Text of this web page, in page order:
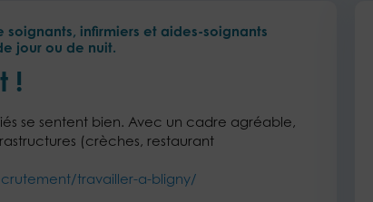
infirmiers et aides-soignants
jour ou de nuit.
!
se sentent bien. Avec un cadre agréable,
(crèches, restaurant
travailler-a-bligny/